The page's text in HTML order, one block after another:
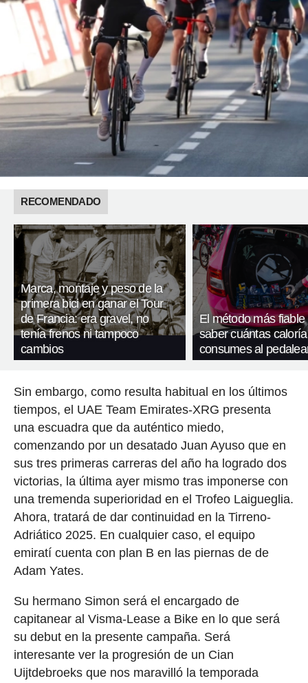
RECOMENDADO
Marca, montaje y peso de la
primera bici en ganar el Tour
de Francia: era gravel, no
tenía frenos ni tampoco
cambios
El método más fiable
saber cuántas
consumes al
Sin embargo, como resulta habitual en los últimos
tiempos, el UAE Team Emirates-XRG presenta
una escuadra que da auténtico miedo,
comenzando por un desatado Juan Ayuso que en
sus tres primeras carreras del año ha logrado dos
victorias, la última ayer mismo tras imponerse con
una tremenda superioridad en el Trofeo Laigueglia.
Ahora, tratará de dar continuidad en la Tirreno-
Adriático 2025. En cualquier caso, el equipo
emiratí cuenta con plan B en las piernas de de
Adam Yates.
Su hermano Simon será el encargado de
capitanear al Visma-Lease a Bike en lo que será
su debut en la presente campaña. Será
interesante ver la progresión de un Cian
Uijtdebroeks que nos maravilló la temporada